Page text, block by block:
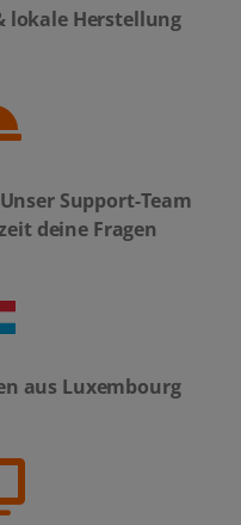
lokale Herstellung
Support-Team
deine Fragen
aus Luxembourg